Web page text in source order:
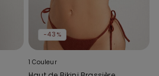
-43%
1 Couleur